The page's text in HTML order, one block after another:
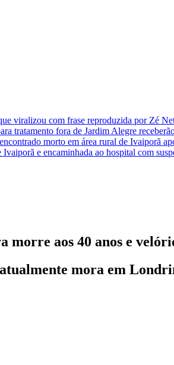
viralizou com frase reproduzida por Zé
tratamento fora de Jardim Alegre
morto em área rural de Ivaiporã
e encaminhada ao hospital com
aos 40 anos e
mora em